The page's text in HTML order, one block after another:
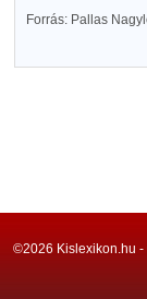
Forrás: Pallas
©2026 Kislexikon.hu -